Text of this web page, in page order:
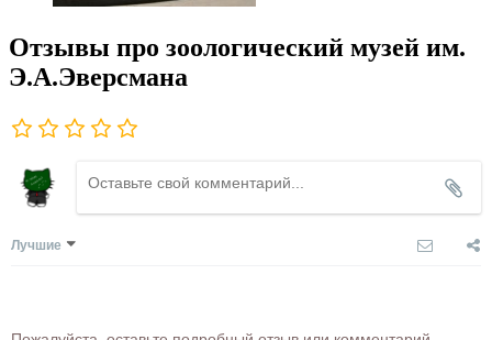
Отзывы про зоологический музей им.
Э.А.Эверсмана
Лучшие